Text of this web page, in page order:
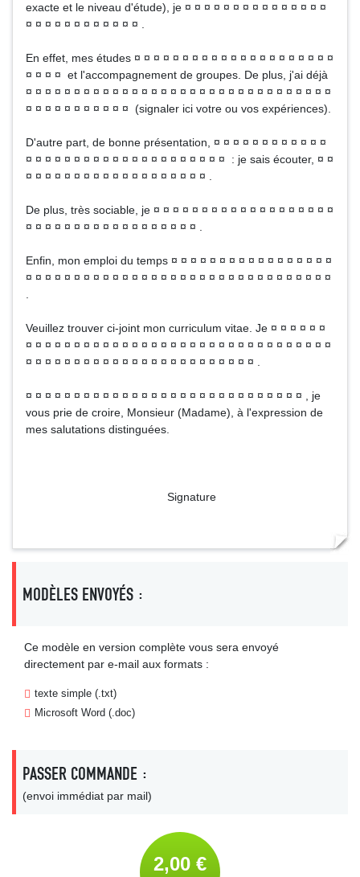
exacte et le niveau d'étude), je ¤ ¤ ¤ ¤ ¤ ¤ ¤ ¤ ¤ ¤ ¤ ¤ ¤ ¤ ¤
¤ ¤ ¤ ¤ ¤ ¤ ¤ ¤ ¤ ¤ ¤ ¤ .
En effet, mes études ¤ ¤ ¤ ¤ ¤ ¤ ¤ ¤ ¤ ¤ ¤ ¤ ¤ ¤ ¤ ¤ ¤ ¤ ¤ ¤ ¤
¤ ¤ ¤ ¤ et l'accompagnement de groupes. De plus, j'ai déjà
¤ ¤ ¤ ¤ ¤ ¤ ¤ ¤ ¤ ¤ ¤ ¤ ¤ ¤ ¤ ¤ ¤ ¤ ¤ ¤ ¤ ¤ ¤ ¤ ¤ ¤ ¤ ¤ ¤ ¤ ¤ ¤
¤ ¤ ¤ ¤ ¤ ¤ ¤ ¤ ¤ ¤ ¤ (signaler ici votre ou vos expériences).
D'autre part, de bonne présentation, ¤ ¤ ¤ ¤ ¤ ¤ ¤ ¤ ¤ ¤ ¤ ¤
¤ ¤ ¤ ¤ ¤ ¤ ¤ ¤ ¤ ¤ ¤ ¤ ¤ ¤ ¤ ¤ ¤ ¤ ¤ ¤ ¤ : je sais écouter, ¤ ¤
¤ ¤ ¤ ¤ ¤ ¤ ¤ ¤ ¤ ¤ ¤ ¤ ¤ ¤ ¤ ¤ ¤ ¤ ¤ .
De plus, très sociable, je ¤ ¤ ¤ ¤ ¤ ¤ ¤ ¤ ¤ ¤ ¤ ¤ ¤ ¤ ¤ ¤ ¤ ¤ ¤
¤ ¤ ¤ ¤ ¤ ¤ ¤ ¤ ¤ ¤ ¤ ¤ ¤ ¤ ¤ ¤ ¤ ¤ .
Enfin, mon emploi du temps ¤ ¤ ¤ ¤ ¤ ¤ ¤ ¤ ¤ ¤ ¤ ¤ ¤ ¤ ¤ ¤ ¤
¤ ¤ ¤ ¤ ¤ ¤ ¤ ¤ ¤ ¤ ¤ ¤ ¤ ¤ ¤ ¤ ¤ ¤ ¤ ¤ ¤ ¤ ¤ ¤ ¤ ¤ ¤ ¤ ¤ ¤ ¤ ¤
Veuillez trouver ci-joint mon curriculum vitae. Je ¤ ¤ ¤ ¤ ¤ ¤
¤ ¤ ¤ ¤ ¤ ¤ ¤ ¤ ¤ ¤ ¤ ¤ ¤ ¤ ¤ ¤ ¤ ¤ ¤ ¤ ¤ ¤ ¤ ¤ ¤ ¤ ¤ ¤ ¤ ¤ ¤ ¤
¤ ¤ ¤ ¤ ¤ ¤ ¤ ¤ ¤ ¤ ¤ ¤ ¤ ¤ ¤ ¤ ¤ ¤ ¤ ¤ ¤ ¤ ¤ ¤ .
¤ ¤ ¤ ¤ ¤ ¤ ¤ ¤ ¤ ¤ ¤ ¤ ¤ ¤ ¤ ¤ ¤ ¤ ¤ ¤ ¤ ¤ ¤ ¤ ¤ ¤ ¤ ¤ ¤ , je
vous prie de croire, Monsieur (Madame), à l'expression de
mes salutations distinguées.
Signature
MODÈLES ENVOYÉS :
Ce modèle en version complète vous sera envoyé
directement par e-mail aux formats :
texte simple (.txt)
Microsoft Word (.doc)
PASSER COMMANDE :
(envoi immédiat par mail)
2,00 €